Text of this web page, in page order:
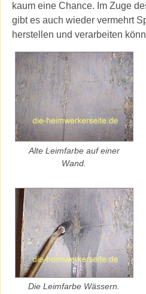
kaum eine Chance. Im Zuge
gibt es auch wieder vermehrt
herstellen und verarbeiten
Alte Leimfarbe auf einer
Wand.
Die Leimfarbe Wässern.